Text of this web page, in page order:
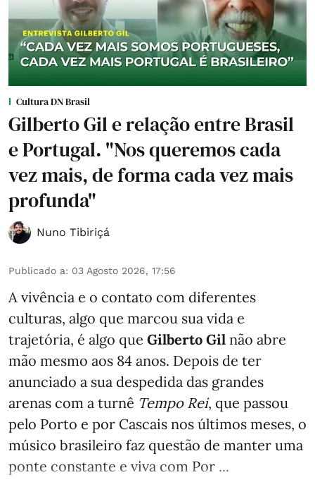
Cultura DN Brasil
Gilberto Gil e relação entre Brasil
e Portugal. "Nos queremos cada
vez mais, de forma cada vez mais
profunda"
Nuno Tibiriçá
Publicado a: 03 Agosto 2026, 17:56
A vivência e o contato com diferentes
culturas, algo que marcou sua vida e
trajetória, é algo que Gilberto Gil não abre
mão mesmo aos 84 anos. Depois de ter
anunciado a sua despedida das grandes
arenas com a turnê Tempo Rei, que passou
pelo Porto e por Cascais nos últimos meses, o
músico brasileiro faz questão de manter uma
ponte constante e viva com Por ...